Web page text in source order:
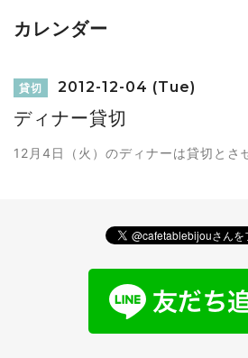
カレンダー
貸切 2012-12-04 (Tue)
ディナー貸切
12月4日（火）のディナーは貸切とさ